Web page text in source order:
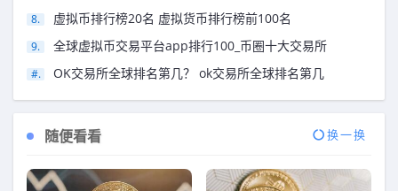
虚拟币排行榜20名 虚拟货币排行榜前100名
全球虚拟币交易平台app排行100_币圈十大交易所
OK交易所全球排名第几？ ok交易所全球排名第几
随便看看 换一换